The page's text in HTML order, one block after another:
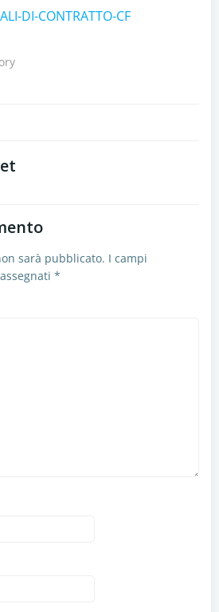
DI-CONTRATTO-CF
sarà pubblicato. I campi
*